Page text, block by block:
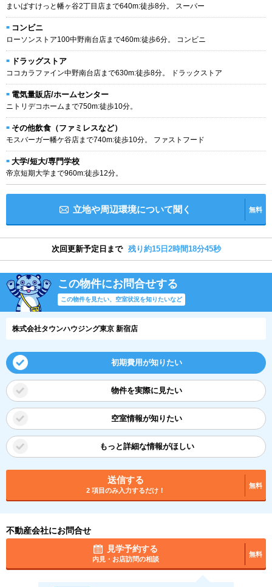
まいばすけっと幡ヶ谷2丁目店まで640m:徒歩8分。 スーパー
コンビニ
ローソンストア100中野南台店まで460m:徒歩6分。 コンビニ
ドラッグストア
ココカラファイン中野南台店まで630m:徒歩8分。 ドラックストア
電気量販店/ホームセンター
ニトリデコホームまで750m:徒歩10分。
その他飲食（ファミレスなど）
モスバーガー幡ケ谷店まで740m:徒歩10分。 ファストフード
大学/短大/専門学校
帝京短期大学まで960m:徒歩12分。
立地や周辺環境について聞く 無料
次回更新予定日まで 残り約15日2時間18分44秒
この物件にお問合せする
この物件を見たい、空室状況を知りたいなど
株式会社タウンハウジング東京 新宿店
初期費用が知りたい
物件を実際に見たい
空室情報が知りたい
もっと詳細な情報がほしい
送信する
2 項目のみ入力するだけ！
無料
不動産会社にお問合せ
見学予約する
内見・お店訪問の相談
無料